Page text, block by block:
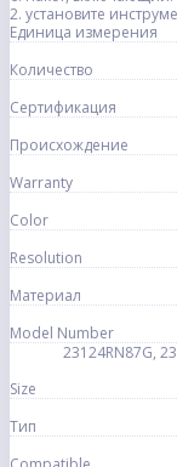
2. установите
Единица измерения
Количество
Сертификация
Происхождение
Warranty
Color
Resolution
Материал
Model Number
23124RN87G,
Size
Тип